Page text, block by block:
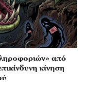
από
κίνηση